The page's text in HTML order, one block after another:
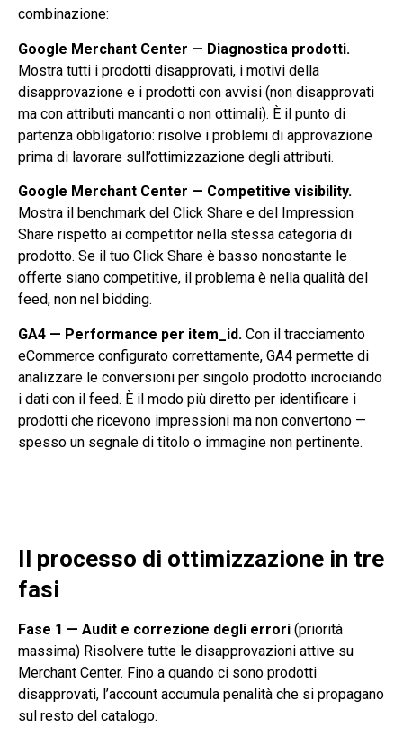
combinazione:
Google Merchant Center — Diagnostica prodotti.
Mostra tutti i prodotti disapprovati, i motivi della
disapprovazione e i prodotti con avvisi (non disapprovati
ma con attributi mancanti o non ottimali). È il punto di
partenza obbligatorio: risolve i problemi di approvazione
prima di lavorare sull’ottimizzazione degli attributi.
Google Merchant Center — Competitive visibility.
Mostra il benchmark del Click Share e del Impression
Share rispetto ai competitor nella stessa categoria di
prodotto. Se il tuo Click Share è basso nonostante le
offerte siano competitive, il problema è nella qualità del
feed, non nel bidding.
GA4 — Performance per item_id. Con il tracciamento
eCommerce configurato correttamente, GA4 permette di
analizzare le conversioni per singolo prodotto incrociando
i dati con il feed. È il modo più diretto per identificare i
prodotti che ricevono impressioni ma non convertono —
spesso un segnale di titolo o immagine non pertinente.
Il processo di ottimizzazione in tre
fasi
Fase 1 — Audit e correzione degli errori (priorità
massima) Risolvere tutte le disapprovazioni attive su
Merchant Center. Fino a quando ci sono prodotti
disapprovati, l’account accumula penalità che si propagano
sul resto del catalogo.